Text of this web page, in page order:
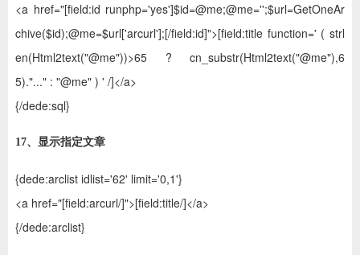
<a href="[field:id runphp='yes']$id=@me;@me='';$url=GetOneAr
chive($id);@me=$url['arcurl'];[/field:id]">[field:title function=' ( strl
en(Html2text("@me"))>65 ? cn_substr(Html2text("@me"),6
5)."..." : "@me" ) ' /]</a>
{/dede:sql}
17、显示指定文章
{dede:arclist idlist='62' limit='0,1'}
<a href="[field:arcurl/]">[field:title/]</a>
{/dede:arclist}